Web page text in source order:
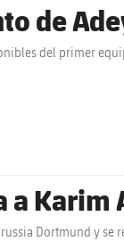
de
del primer
a Karim
Dortmund y se